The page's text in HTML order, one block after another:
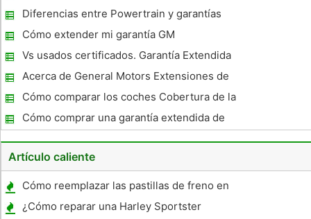
tren motriz ?
Diferencias entre Powertrain y garantías
integrales
Cómo extender mi garantía GM
Vs usados ​​certificados. Garantía Extendida
Acerca de General Motors Extensiones de
garantía debido a defectos
Cómo comparar los coches Cobertura de la
Garantía
Cómo comprar una garantía extendida de
GM
Artículo caliente
Cómo reemplazar las pastillas de freno en
un Sunfire
¿Cómo reparar una Harley Sportster